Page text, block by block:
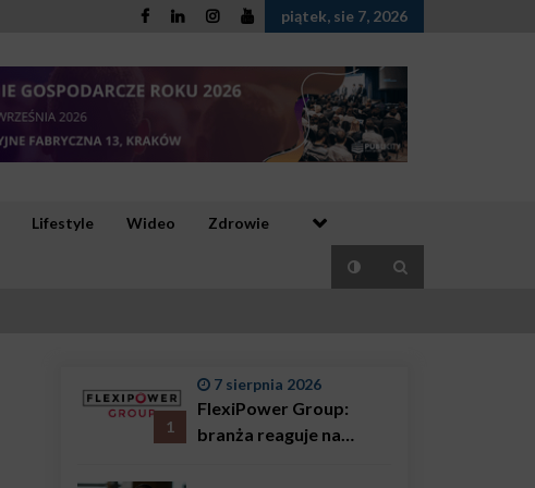
piątek, sie 7, 2026
Lifestyle Wideo Zdrowie
1
7 sierpnia 2026
FlexiPower Group:
branża reaguje na